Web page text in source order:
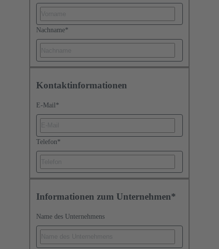
Nachname*
Kontaktinformationen
E-Mail *
Telefon*
Informationen zum Unternehmen*
Name des Unternehmens